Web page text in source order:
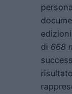
di 668